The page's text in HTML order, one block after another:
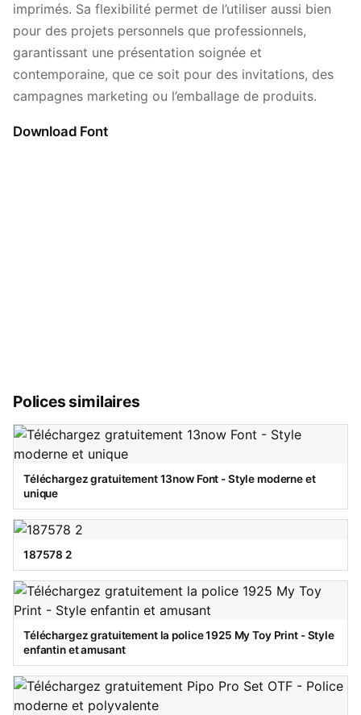
imprimés. Sa flexibilité permet de l’utiliser aussi bien
pour des projets personnels que professionnels,
garantissant une présentation soignée et
contemporaine, que ce soit pour des invitations, des
campagnes marketing ou l’emballage de produits.
Download Font
Polices similaires
Téléchargez gratuitement 13now Font - Style moderne et
unique
187578 2
Téléchargez gratuitement la police 1925 My Toy Print - Style
enfantin et amusant